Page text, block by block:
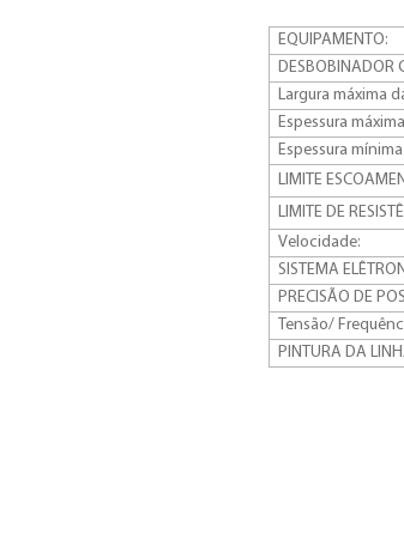
EQUIPAMENTO:
DESBOBINADOR
Largura máxima
Espessura
Espessura
LIMITE
LIMITE DE
Velocidade:
SISTEMA
PRECISÃO DE
Tensão/
PINTURA DA